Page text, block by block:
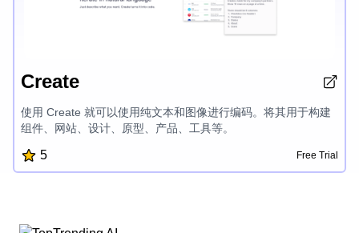
Create
使用 Create 就可以使用纯文本和图像进行编码。将其用于构建
组件、网站、设计、原型、产品、工具等。
5 Free Trial